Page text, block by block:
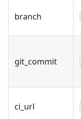
branch
git_commit
ci_url